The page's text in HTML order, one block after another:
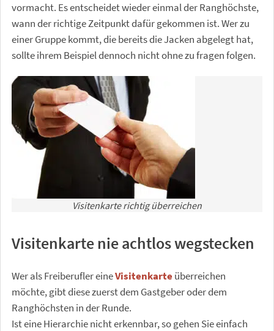
vormacht. Es entscheidet wieder einmal der Ranghöchste,
wann der richtige Zeitpunkt dafür gekommen ist. Wer zu
einer Gruppe kommt, die bereits die Jacken abgelegt hat,
sollte ihrem Beispiel dennoch nicht ohne zu fragen folgen.
Visitenkarte richtig überreichen
Visitenkarte nie achtlos wegstecken
Wer als Freiberufler eineVisitenkarteüberreichen
möchte, gibt diese zuerst dem Gastgeber oder dem
Ranghöchsten in der Runde.
Ist eine Hierarchie nicht erkennbar, so gehen Sie einfach